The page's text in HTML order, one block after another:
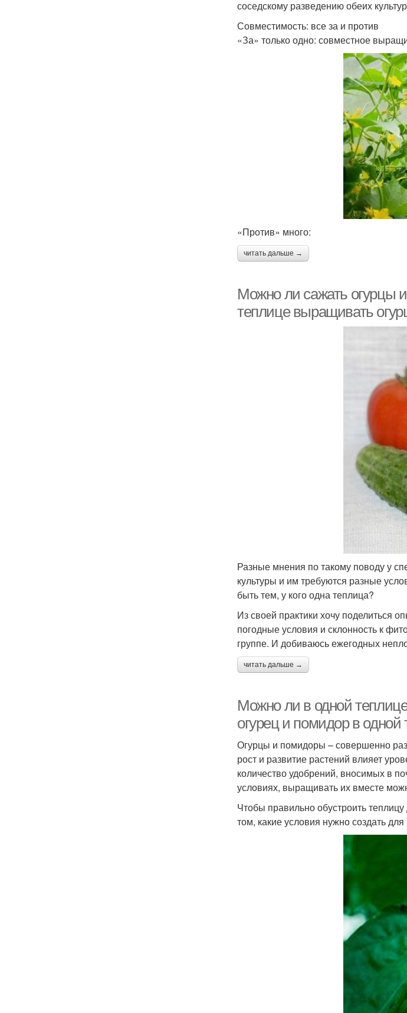
соседскому разведению обеих
Совместимость: все за и против
«За» только одно: совместное
«Против» много:
читать дальше →
Можно ли сажать огурцы
теплице выращивать
Разные мнения по такому поводу у
культуры и им требуются разные
быть тем, у кого одна теплица?
Из своей практики хочу поделиться
погодные условия и склонность к
группе. И добиваюсь ежегодных
читать дальше →
Можно ли в одной
огурец и помидор в одной
Огурцы и помидоры – совершенно
рост и развитие растений влияет
количество удобрений, вносимых в
условиях, выращивать их вместе
Чтобы правильно обустроить
том, какие условия нужно создать